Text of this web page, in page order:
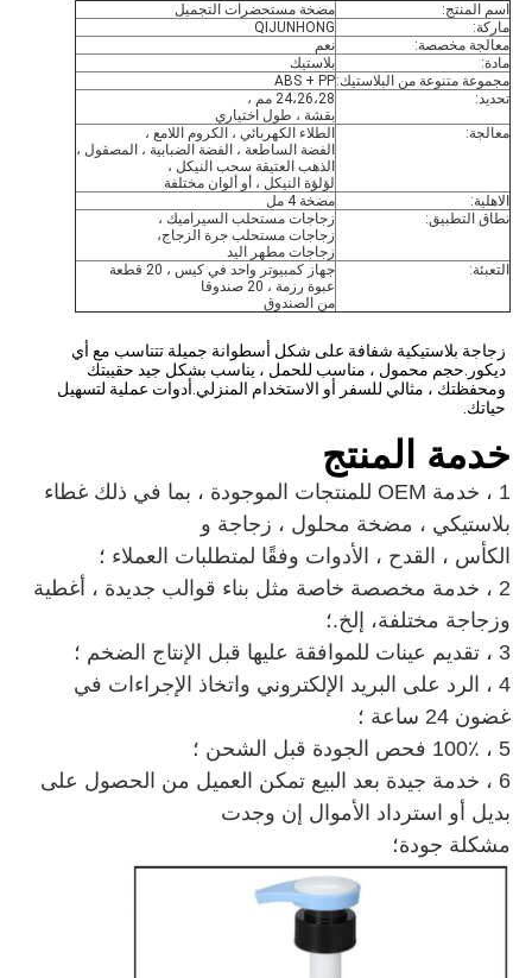
اسم المنتج:
مضخة مستحضرات التجميل
ماركة:
QIJUNHONG
معالجة مخصصة:
نعم
مادة:
بلاستيك
مجموعة متنوعة من البلاستيك:ABS + PP
تحديد:
24،26،28 مم ،
بقشة ، طول اختياري
معالجة:
الطلاء الكهربائي ، الكروم اللامع ،
الفضة الساطعة ، الفضة الضبابية ، المصقول ،
الذهب العتيقة سحب النيكل ،
لؤلؤة النيكل ، أو ألوان مختلفة
الاهلية:
مضخة 4 مل
نطاق التطبيق:
زجاجات مستحلب السيراميك ،
زجاجات مستحلب جرة الزجاج،
زجاجات مطهر اليد
التعبئة:
جهاز كمبيوتر واحد في كيس ، 20 قطعة
عبوة رزمة ، 20 صندوقا
من الصندوق
حياتك.
خدمة المنتج
1 ، خدمة OEM للمنتجات الموجودة ، بما في ذلك
غطاء
بلاستيكي ، مضخة محلول ، زجاجة و
الكأس ، القدح ، الأدوات وفقًا لمتطلبات العملاء ؛
2 ، خدمة مخصصة خاصة مثل بناء قوالب جديدة ،
أغطية
وزجاجة مختلفة، إلخ.؛
3 ، تقديم عينات للموافقة عليها قبل الإنتاج الضخم ؛
4 ، الرد على البريد الإلكتروني واتخاذ الإجراءات في
غضون 24 ساعة ؛
5 ، 100٪ فحص الجودة قبل الشحن ؛
6 ، خدمة جيدة بعد البيع تمكن العميل من الحصول على
بديل أو استرداد الأموال إن وجدت
مشكلة جودة؛